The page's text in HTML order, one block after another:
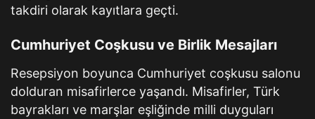
takdiri olarak kayıtlara geçti.
Cumhuriyet Coşkusu ve Birlik Mesajları
Resepsiyon boyunca Cumhuriyet coşkusu salonu
dolduran misafirlerce yaşandı. Misafirler, Türk
bayrakları ve marşlar eşliğinde milli duyguları